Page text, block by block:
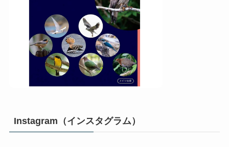
Instagram（インスタグラム）